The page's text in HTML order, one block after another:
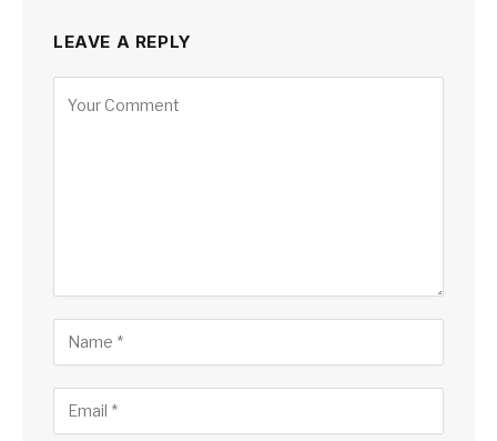
LEAVE A REPLY